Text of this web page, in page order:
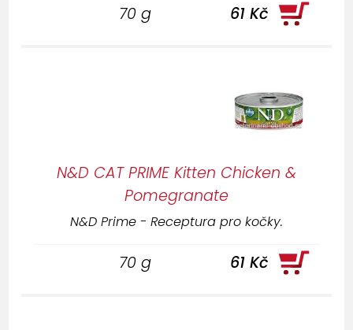
70 g 61 Kč
N&D CAT PRIME Kitten Chicken &
Pomegranate
N&D Prime - Receptura pro kočky.
70 g 61 Kč